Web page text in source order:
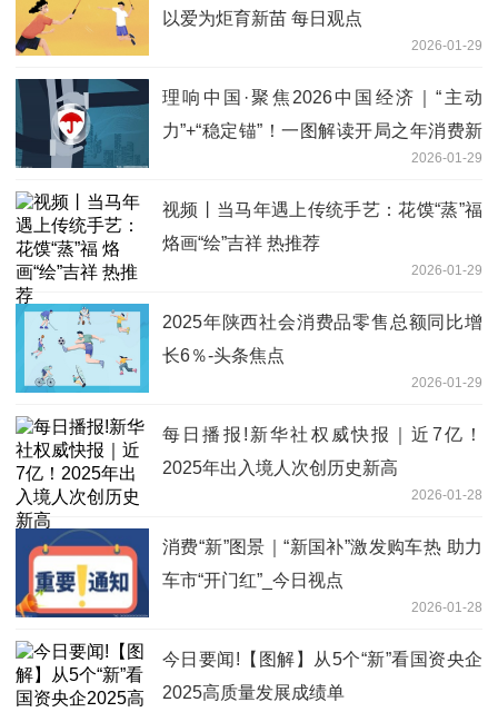
以爱为炬育新苗 每日观点
2026-01-29
理响中国·聚焦2026中国经济｜“主动
力”+“稳定锚”！一图解读开局之年消费新
2026-01-29
视频丨当马年遇上传统手艺：花馍“蒸”福
烙画“绘”吉祥 热推荐
2026-01-29
2025年陕西社会消费品零售总额同比增
长6％-头条焦点
2026-01-29
每日播报!新华社权威快报｜近7亿！
2025年出入境人次创历史新高
2026-01-28
消费“新”图景｜“新国补”激发购车热 助力
车市“开门红”_今日视点
2026-01-28
今日要闻!【图解】从5个“新”看国资央企
2025高质量发展成绩单